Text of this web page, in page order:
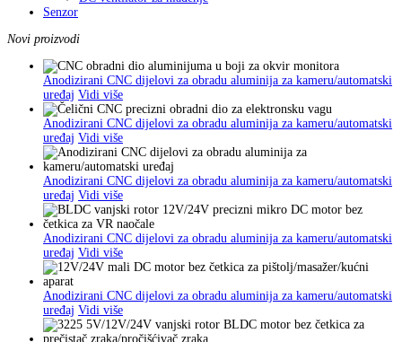
Senzor
Novi proizvodi
Anodizirani CNC dijelovi za obradu aluminija za kameru/automatski
uređaj Vidi više
Anodizirani CNC dijelovi za obradu aluminija za kameru/automatski
uređaj Vidi više
Anodizirani CNC dijelovi za obradu aluminija za kameru/automatski
uređaj Vidi više
Anodizirani CNC dijelovi za obradu aluminija za kameru/automatski
uređaj Vidi više
Anodizirani CNC dijelovi za obradu aluminija za kameru/automatski
uređaj Vidi više